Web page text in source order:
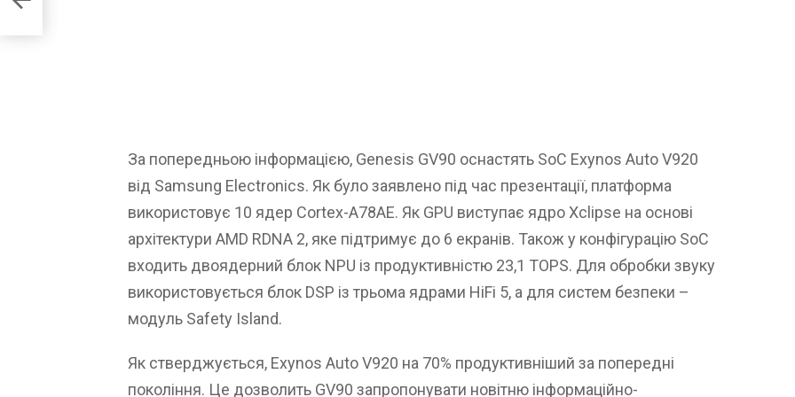
За попередньою інформацією, Genesis GV90 оснастять SoC Exynos Auto V920
від Samsung Electronics. Як було заявлено під час презентації, платформа
використовує 10 ядер Cortex-A78AE. Як GPU виступає ядро Xclipse на основі
архітектури AMD RDNA 2, яке підтримує до 6 екранів. Також у конфігурацію SoC
входить двоядерний блок NPU із продуктивністю 23,1 TOPS. Для обробки звуку
використовується блок DSP із трьома ядрами HiFi 5, а для систем безпеки –
модуль Safety Island.
Як стверджується, Exynos Auto V920 на 70% продуктивніший за попередні
покоління. Це дозволить GV90 запропонувати новітню інформаційно-